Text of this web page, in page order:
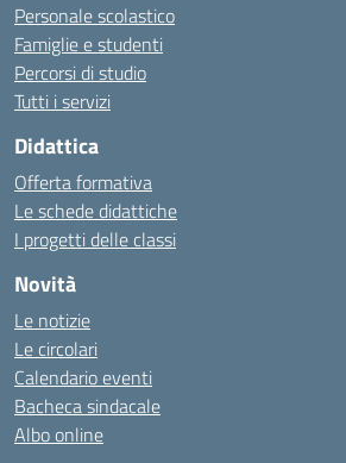
Personale scolastico
Famiglie e studenti
Percorsi di studio
Tutti i servizi
Didattica
Offerta formativa
Le schede didattiche
I progetti delle classi
Novità
Le notizie
Le circolari
Calendario eventi
Bacheca sindacale
Albo online